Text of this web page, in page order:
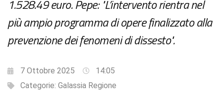
1.528.49 euro. Pepe: "L’intervento rientra nel
più ampio programma di opere finalizzato alla
prevenzione dei fenomeni di dissesto".
7 Ottobre 2025
14:05
Categorie: Galassia Regione